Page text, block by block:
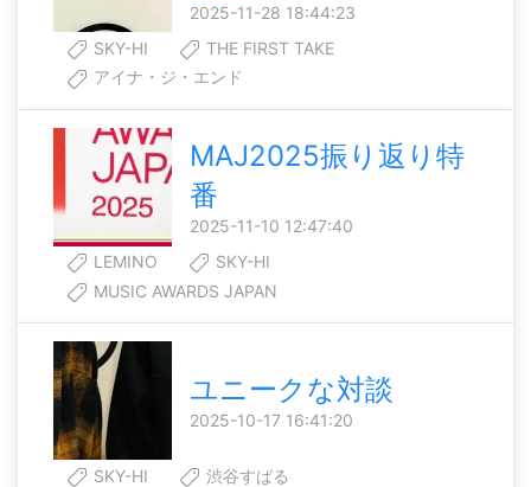
2025-11-28 18:44:23
SKY-HI
THE FIRST TAKE
アイナ・ジ・エンド
MAJ2025振り返り特
番
2025-11-10 12:47:40
LEMINO
SKY-HI
MUSIC AWARDS JAPAN
ユニークな対談
2025-10-17 16:41:20
SKY-HI
渋谷すばる